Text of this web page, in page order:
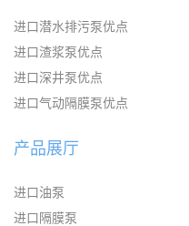
进口潜水排污泵优点
进口渣浆泵优点
进口深井泵优点
进口气动隔膜泵优点
产品展厅
进口油泵
进口隔膜泵